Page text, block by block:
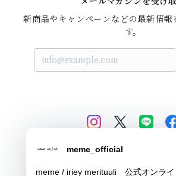
新商品やキャンペーンなどの最新情報
す。